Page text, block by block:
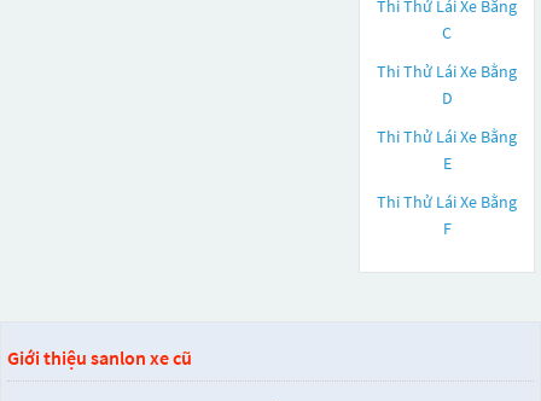
Thi Thử Lái Xe Bằng
C
Thi Thử Lái Xe Bằng
D
Thi Thử Lái Xe Bằng
E
Thi Thử Lái Xe Bằng
F
Giới thiệu sanlon xe cũ